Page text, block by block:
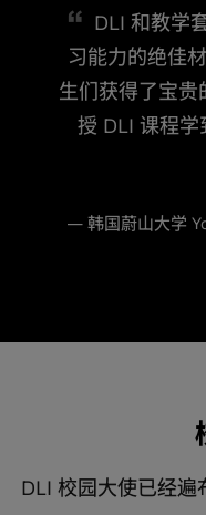
DLI 和教学
习能力的绝佳
生们获得了宝
授 DLI 课程学
— 韩国蔚山大学
DLI 校园大使已经遍